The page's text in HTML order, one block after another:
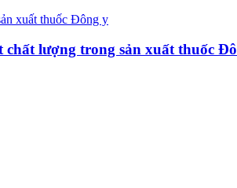
chất lượng trong sản xuất thuốc